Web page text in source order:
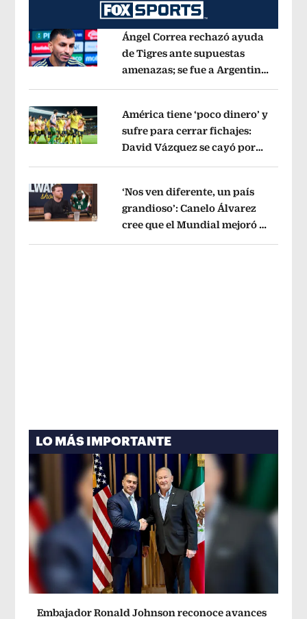
Opens in new window
Ángel Correa rechazó ayuda
de Tigres ante supuestas
amenazas; se fue a Argentina
Opens in new window
América tiene ‘poco dinero’ y
sufre para cerrar fichajes:
David Vázquez se cayó por
Opens in new window
‘Nos ven diferente, un país
grandioso’: Canelo Álvarez
cree que el Mundial mejoró la
LO MÁS IMPORTANTE
Embajador Ronald Johnson reconoce avances